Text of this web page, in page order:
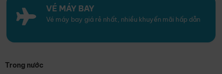
VÉ MÁY BAY
Vé máy bay giá rẻ nhất, nhiều khuyến mãi hấp dẫn
Trong nước